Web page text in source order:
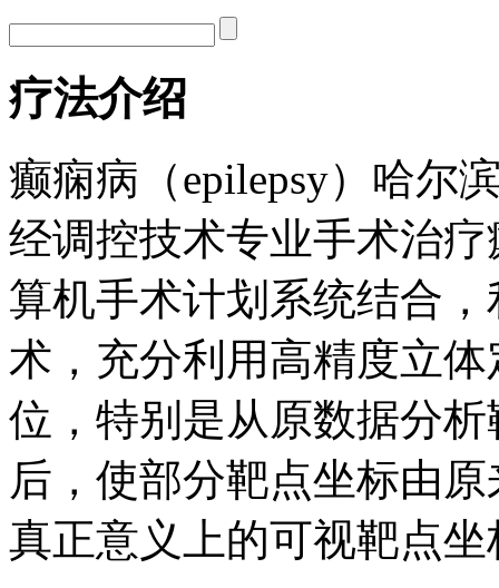
疗法介绍
癫痫病 （epilepsy）哈尔
经调控技术专业手术治
算机手术计划系统结合
术，充分利用高精度立
位，特别是从原数据分
后，使部分靶点坐标由
真正意义上的可视靶点